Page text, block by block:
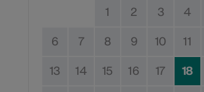
1 2 3 4
6 7 8 9 10 11
13 14 15 16 17 18